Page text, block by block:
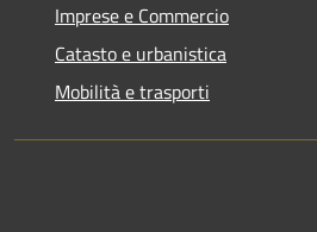
Imprese e Commercio
Catasto e urbanistica
Mobilità e trasporti